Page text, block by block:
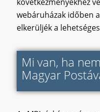
webáruházak időben
elkerüljék a
Mi van, ha
Magyar